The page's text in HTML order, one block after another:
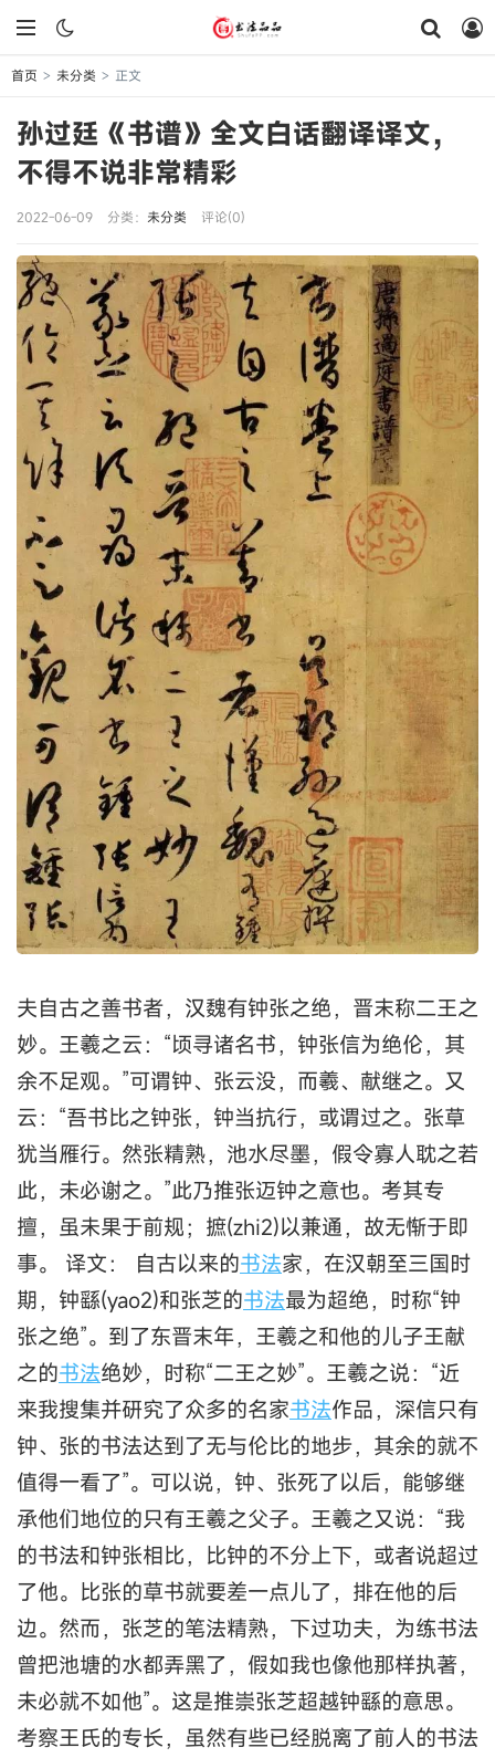
首页 > 未分类 > 正文
孙过廷《书谱》全文白话翻译译文，
不得不说非常精彩
2022-06-09 分类： 未分类 评论(0)
夫自古之善书者，汉魏有钟张之绝，晋末称二王之
妙。王羲之云：“顷寻诸名书，钟张信为绝伦，其
余不足观。”可谓钟、张云没，而羲、献继之。又
云：“吾书比之钟张，钟当抗行，或谓过之。张草
犹当雁行。然张精熟，池水尽墨，假令寡人耽之若
此，未必谢之。”此乃推张迈钟之意也。考其专
擅，虽未果于前规；摭(zhi2)以兼通，故无惭于即
事。 译文： 自古以来的书法家，在汉朝至三国时
期，钟繇(yao2)和张芝的书法最为超绝，时称“钟
张之绝”。到了东晋末年，王羲之和他的儿子王献
之的书法绝妙，时称“二王之妙”。王羲之说：“近
来我搜集并研究了众多的名家书法作品，深信只有
钟、张的书法达到了无与伦比的地步，其余的就不
值得一看了”。可以说，钟、张死了以后，能够继
承他们地位的只有王羲之父子。王羲之又说：“我
的书法和钟张相比，比钟的不分上下，或者说超过
了他。比张的草书就要差一点儿了，排在他的后
边。然而，张芝的笔法精熟，下过功夫，为练书法
曾把池塘的水都弄黑了，假如我也像他那样执著，
未必就不如他”。这是推崇张芝超越钟繇的意思。
考察王氏的专长，虽然有些已经脱离了前人的书法